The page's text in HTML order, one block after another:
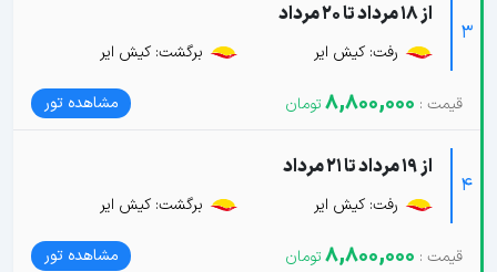
3
از 18 مرداد تا 20 مرداد
رفت: کیش ایر برگشت: کیش ایر
8,800,000 مشاهده تور
4
از 19 مرداد تا 21 مرداد
رفت: کیش ایر برگشت: کیش ایر
8,800,000 مشاهده تور